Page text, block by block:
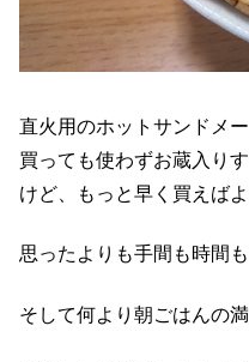
直火用のホットサンドメ
買っても使わずお蔵入り
けど、もっと早く買えばよ
思ったよりも手間も時間も
そして何より朝ごはんの